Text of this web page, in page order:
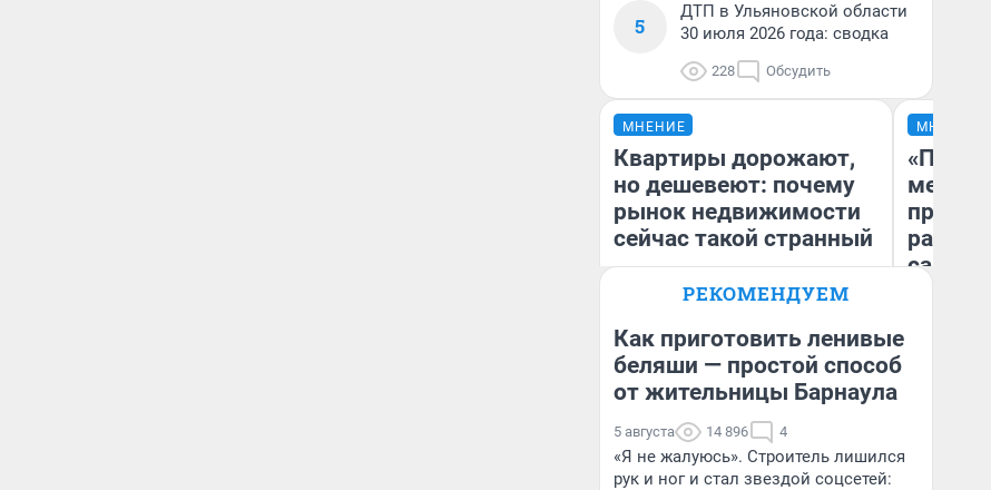
5
ДТП в Ульяновской области
30 июля 2026 года: сводка
228 Обсудить
МНЕНИЕ
Квартиры дорожают,
но дешевеют: почему
рынок недвижимости
сейчас такой странный
Екатерина Торопова
директор агентства
МНЕНИЕ
самом
РЕКОМЕНДУЕМ
Как приготовить ленивые
беляши — простой способ
от жительницы Барнаула
5 августа 14 896 4
«Я не жалуюсь». Строитель лишился
рук и ног и стал звездой соцсетей: